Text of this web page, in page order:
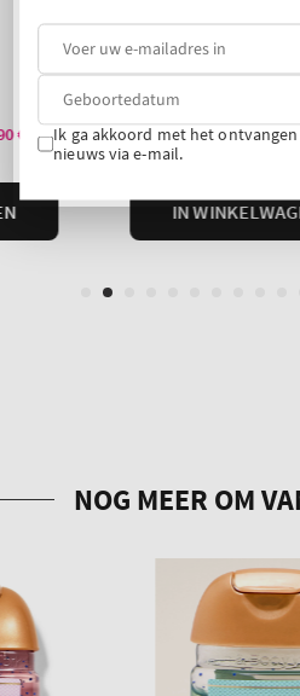
Ik ga akkoord met het
nieuws via e-mail.